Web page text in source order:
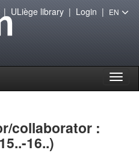
ULiège library| Login | EN
collaborator :
16..)